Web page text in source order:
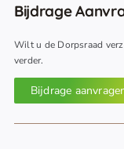
Bijdrage
Wilt u de Dorpsraad
verder.
Bijdrage